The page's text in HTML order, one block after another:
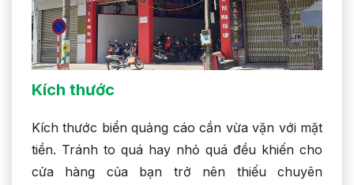
Kích thước
Kích thước biển quảng cáo cần vừa vặn với mặt
tiền. Tránh to quá hay nhỏ quá đều khiến cho
cửa hàng của bạn trở nên thiếu chuyên